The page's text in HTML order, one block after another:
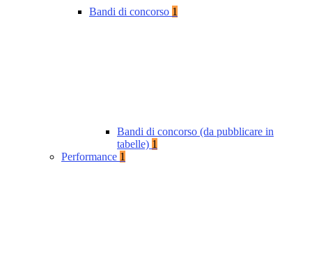
Bandi di concorso 1
Bandi di concorso (da pubblicare in
tabelle) 1
Performance 1